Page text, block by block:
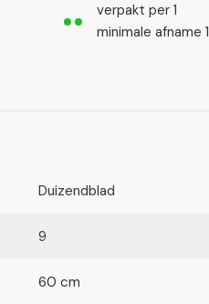
verpakt per 1
minimale afname 1
Duizendblad
9
60 cm